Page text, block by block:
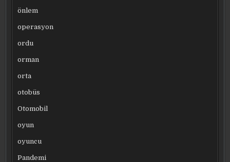
önlem
operasyon
ordu
orman
orta
otobüs
Otomobil
oyun
oyuncu
Pandemi